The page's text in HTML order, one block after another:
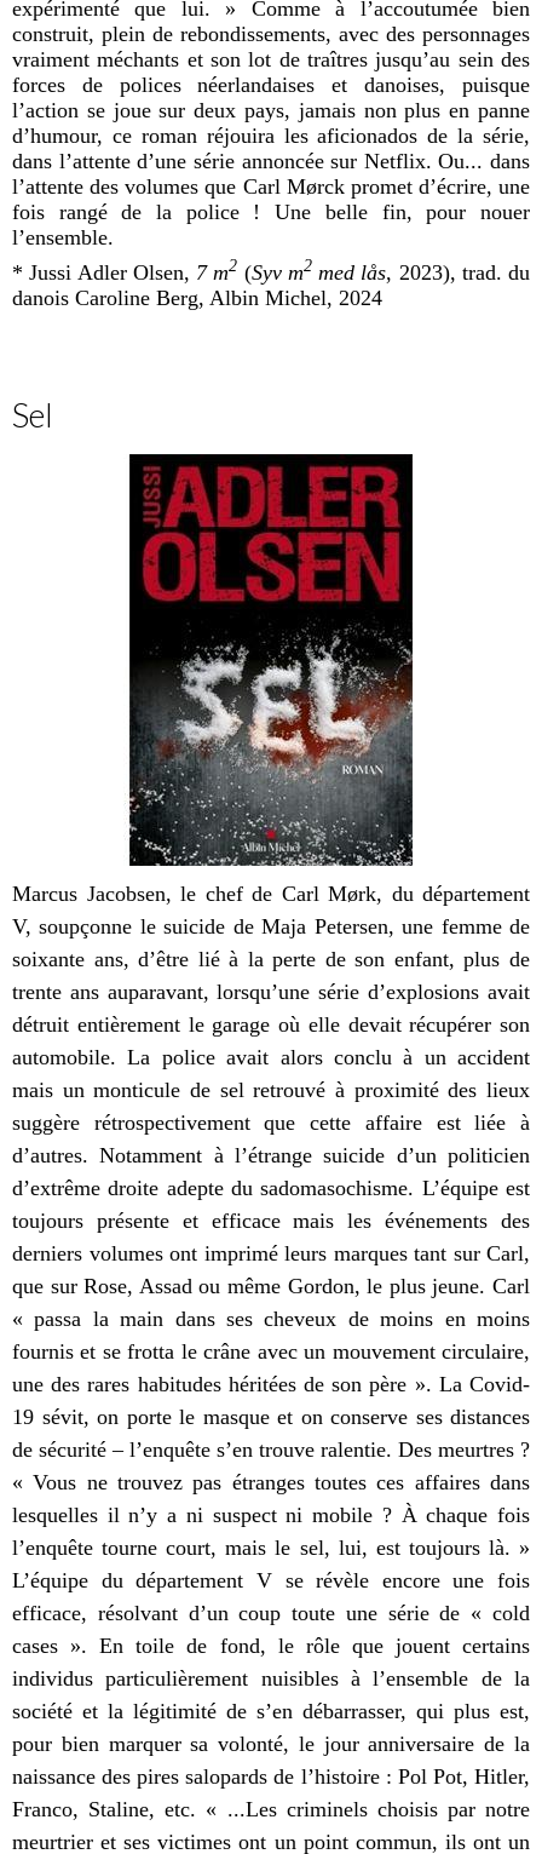
expérimenté que lui. » Comme à l’accoutumée bien
construit, plein de rebondissements, avec des personnages
vraiment méchants et son lot de traîtres jusqu’au sein des
forces de polices néerlandaises et danoises, puisque
l’action se joue sur deux pays, jamais non plus en panne
d’humour, ce roman réjouira les aficionados de la série,
dans l’attente d’une série annoncée sur Netflix. Ou... dans
l’attente des volumes que Carl Mørck promet d’écrire, une
fois rangé de la police ! Une belle fin, pour nouer
l’ensemble.
* Jussi Adler Olsen, 7 m2 (Syv m2med lås, 2023), trad. du
danois Caroline Berg, Albin Michel, 2024
Sel
Marcus Jacobsen, le chef de Carl Mørk, du département
V, soupçonne le suicide de Maja Petersen, une femme de
soixante ans, d’être lié à la perte de son enfant, plus de
trente ans auparavant, lorsqu’une série d’explosions avait
détruit entièrement le garage où elle devait récupérer son
automobile. La police avait alors conclu à un accident
mais un monticule de sel retrouvé à proximité des lieux
suggère rétrospectivement que cette affaire est liée à
d’autres. Notamment à l’étrange suicide d’un politicien
d’extrême droite adepte du sadomasochisme. L’équipe est
toujours présente et efficace mais les événements des
derniers volumes ont imprimé leurs marques tant sur Carl,
que sur Rose, Assad ou même Gordon, le plus jeune. Carl
« passa la main dans ses cheveux de moins en moins
fournis et se frotta le crâne avec un mouvement circulaire,
une des rares habitudes héritées de son père ». La Covid-
19 sévit, on porte le masque et on conserve ses distances
de sécurité – l’enquête s’en trouve ralentie. Des meurtres ?
« Vous ne trouvez pas étranges toutes ces affaires dans
lesquelles il n’y a ni suspect ni mobile ? À chaque fois
l’enquête tourne court, mais le sel, lui, est toujours là. »
L’équipe du département V se révèle encore une fois
efficace, résolvant d’un coup toute une série de « cold
cases ». En toile de fond, le rôle que jouent certains
individus particulièrement nuisibles à l’ensemble de la
société et la légitimité de s’en débarrasser, qui plus est,
pour bien marquer sa volonté, le jour anniversaire de la
naissance des pires salopards de l’histoire : Pol Pot, Hitler,
Franco, Staline, etc. « ...Les criminels choisis par notre
meurtrier et ses victimes ont un point commun, ils ont un